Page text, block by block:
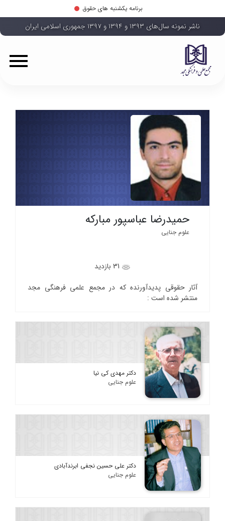
برنامه یکشنبه های حقوق
ناشر نمونه سال‌های ۱۳۹۳ و ۱۳۹۴ و ۱۳۹۷ جمهوری اسلامی ایران
حمیدرضا عباسپور مبارکه
علوم جنایی
آثار حقوقی پدیدآورنده که در مجمع علمی فرهنگی مجد
منتشر شده است :
دکتر مهدی کی نیا
علوم جنایی
دکتر علی حسین نجفی ابرندآبادی
علوم جنایی